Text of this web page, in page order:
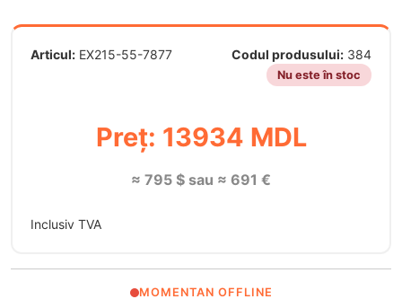
Articul: EX215-55-7877 Codul produsului: 384
Nu este în stoc
Preț: 13934 MDL
≈ 795 $ sau ≈ 691 €
Inclusiv TVA
MOMENTAN OFFLINE